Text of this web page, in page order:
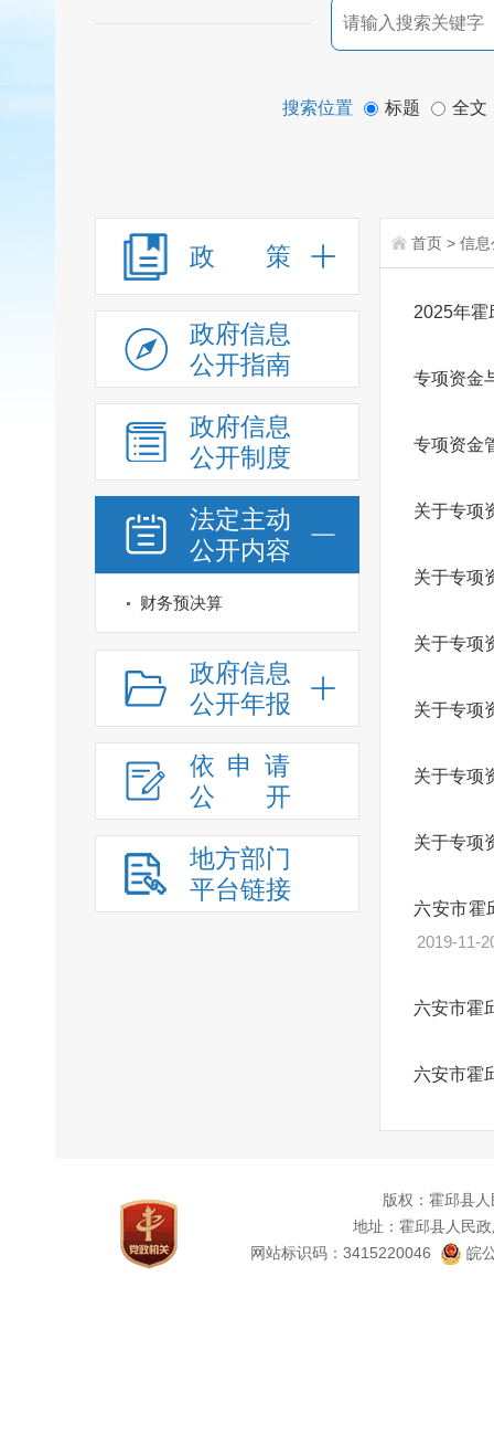
搜索位置 标题 全文
政 策
政府信息
公开指南
政府信息
公开制度
法定主动
公开内容
财务预决算
政府信息
公开年报
依申请
公
开
地方部门
平台链接
首页 > 信息
2025年
专项资金
专项资金
关于专项
关于专项
关于专项
关于专项
关于专项
关于专项
六安市霍
2019-11-
六安市霍
六安市霍
版权：霍邱县
地址：霍邱县人民
网站标识码：3415220046
皖